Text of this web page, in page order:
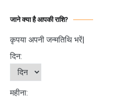
जाने क्या है आपकी राशि?
कृपया अपनी जन्मतिथि भरें|
दिन:
महीना: